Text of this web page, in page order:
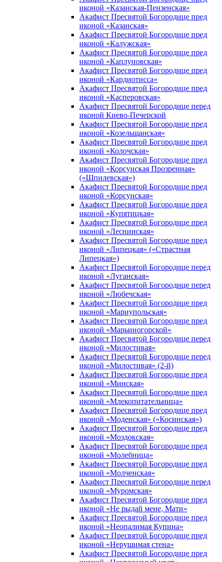
иконой «Казанская-Пензенская»
Акафист Пресвятой Богородице пред
иконой «Казанская»
Акафист Пресвятой Богородице пред
иконой «Калужская»
Акафист Пресвятой Богородице пред
иконой «Каплуновская»
Акафист Пресвятой Богородице пред
иконой «Кардиотисса»
Акафист Пресвятой Богородице пред
иконой «Касперовская»
Акафист Пресвятой Богородице перед
иконой Киево-Печерской
Акафист Пресвятой Богородице пред
иконой «Козельщанская»
Акафист Пресвятой Богородице пред
иконой «Колочская»
Акафист Пресвятой Богородице пред
иконой «Корсунская Прозренная»
(«Шпилевская»)
Акафист Пресвятой Богородице пред
иконой «Корсунская»
Акафист Пресвятой Богородице пред
иконой «Купятицкая»
Акафист Пресвятой Богородице пред
иконой «Леснинская»
Акафист Пресвятой Богородице пред
иконой «Липецкая» («Страстная
Липецкая»)
Акафист Пресвятой Богородице перед
иконой «Луганская»
Акафист Пресвятой Богородице перед
иконой «Любечская»
Акафист Пресвятой Богородице пред
иконой «Мариупольская»
Акафист Пресвятой Богородице пред
иконой «Марьиногорской»
Акафист Пресвятой Богородице перед
иконой «Милостивая»
Акафист Пресвятой Богородице перед
иконой «Милостивая» (2-й)
Акафист Пресвятой Богородице пред
иконой «Минская»
Акафист Пресвятой Богородице пред
иконой «Млекопитательница»
Акафист Пресвятой Богородице пред
иконой «Моденская» («Косинская»)
Акафист Пресвятой Богородице пред
иконой «Моздокская»
Акафист Пресвятой Богородице пред
иконой «Молебница»
Акафист Пресвятой Богородице пред
иконой «Молченская»
Акафист Пресвятой Богородице перед
иконой «Муромская»
Акафист Пресвятой Богородице пред
иконой «Не рыдай мене, Мати»
Акафист Пресвятой Богородице пред
иконой «Неопалимая Купина»
Акафист Пресвятой Богородице пред
иконой «Нерушимая стена»
Акафист Пресвятой Богородице пред